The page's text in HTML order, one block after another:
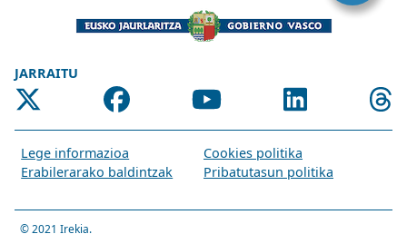
JARRAITU
Lege informazioa
Cookies politika
Erabilerarako baldintzak
Pribatutasun politika
© 2021 Irekia.